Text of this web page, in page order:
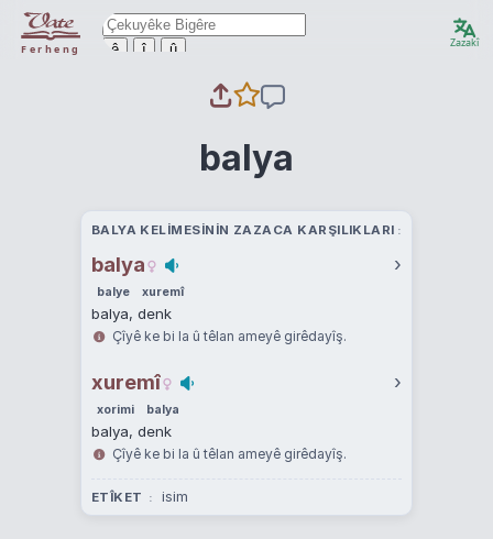
Ferheng ê î û Zazakî
balya
BALYA KELIMESININ ZAZACA KARŞILIKLARI
balya ›
balye xuremî
balya, denk
Çîyê ke bi la û têlan ameyê girêdayîş.
xuremî ›
xorimi balya
balya, denk
Çîyê ke bi la û têlan ameyê girêdayîş.
ETÎKET isim